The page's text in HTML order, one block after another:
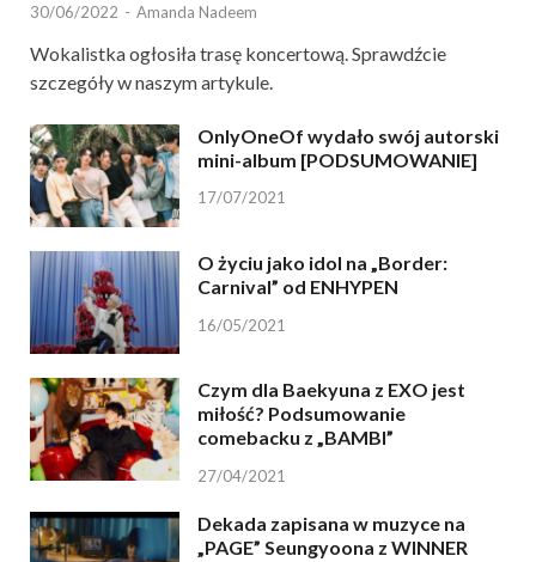
30/06/2022 - Amanda Nadeem
Wokalistka ogłosiła trasę koncertową. Sprawdźcie
szczegóły w naszym artykule.
OnlyOneOf wydało swój autorski
mini-album [PODSUMOWANIE]
17/07/2021
O życiu jako idol na „Border:
Carnival” od ENHYPEN
16/05/2021
Czym dla Baekyuna z EXO jest
miłość? Podsumowanie
comebacku z „BAMBI”
27/04/2021
Dekada zapisana w muzyce na
„PAGE” Seungyoona z WINNER